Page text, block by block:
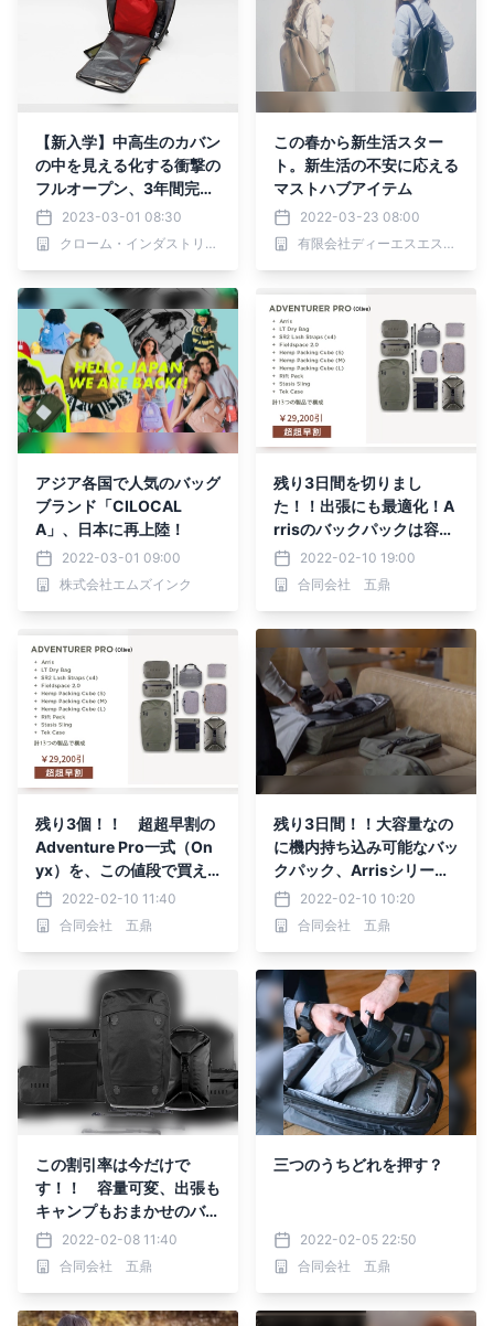
【新入学】中高生のカバン
の中を見える化する衝撃の
フルオープン、3年間完全
保証付きバックパック
2023-03-01 08:30
クローム・インダストリーズジャパン合同会社
この春から新生活スター
ト。新生活の不安に応える
マストハブアイテム
2022-03-23 08:00
有限会社ディーエスエスアール
アジア各国で人気のバッグ
ブランド「CILOCAL
A」、日本に再上陸！
2022-03-01 09:00
株式会社エムズインク
残り3日間を切りまし
た！！出張にも最適化！A
rrisのバックパックは容量
可変、出し入れに工夫満
載！！
Makuakeでお得に購入
2022-02-10 19:00
合同会社 五鼎
残り3個！！ 超超早割の
Adventure Pro一式（On
yx）を、この値段で買え
るのはあと3個だけ！！
2022-02-10 11:40
合同会社 五鼎
残り3日間！！大容量なの
に機内持ち込み可能なバッ
クパック、Arrisシリー
ズ！！Makuakeで！！
2022-02-10 10:20
合同会社 五鼎
この割引率は今だけで
す！！ 容量可変、出張も
キャンプもおまかせのバッ
クパック、Arrisシリーズ
日本に初登場！！
2022-02-08 11:40
合同会社 五鼎
三つのうちどれを押す？
2022-02-05 22:50
合同会社 五鼎